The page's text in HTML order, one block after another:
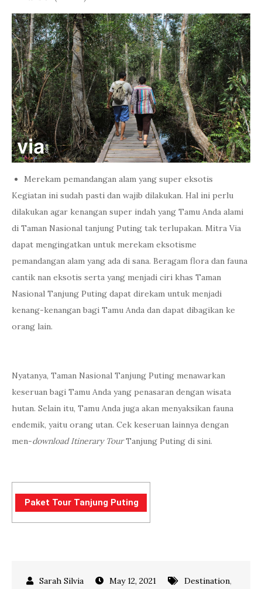
Merekam pemandangan alam yang super eksotis
Kegiatan ini sudah pasti dan wajib dilakukan. Hal ini perlu
dilakukan agar kenangan super indah yang Tamu Anda alami
di Taman Nasional tanjung Puting tak terlupakan. Mitra Via
dapat mengingatkan untuk merekam eksotisme
pemandangan alam yang ada di sana. Beragam flora dan fauna
cantik nan eksotis serta yang menjadi ciri khas Taman
Nasional Tanjung Puting dapat direkam untuk menjadi
kenang-kenangan bagi Tamu Anda dan dapat dibagikan ke
orang lain.
Nyatanya, Taman Nasional Tanjung Puting menawarkan
keseruan bagi Tamu Anda yang penasaran dengan wisata
hutan. Selain itu, Tamu Anda juga akan menyaksikan fauna
endemik, yaitu orang utan. Cek keseruan lainnya dengan
men-download Itinerary TourTanjung Puting di sini.
Paket Tour Tanjung Puting
May 12, 2021 Destination,